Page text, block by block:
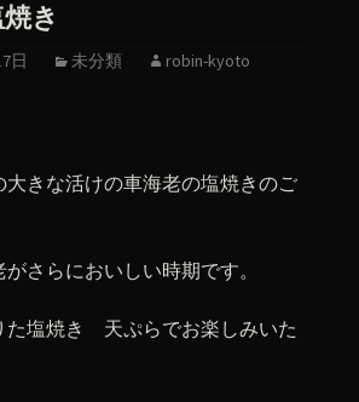
き
日 未分類 robin-kyoto
大きな活けの車海老の塩焼きのご
さらにおいしい時期です。
た塩焼き 天ぷらでお楽しみいた